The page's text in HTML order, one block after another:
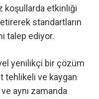
koşullarda etkinliği
standartların
talep ediyor.
yenilikçi bir çözüm
tehlikeli ve kaygan
aynı zamanda